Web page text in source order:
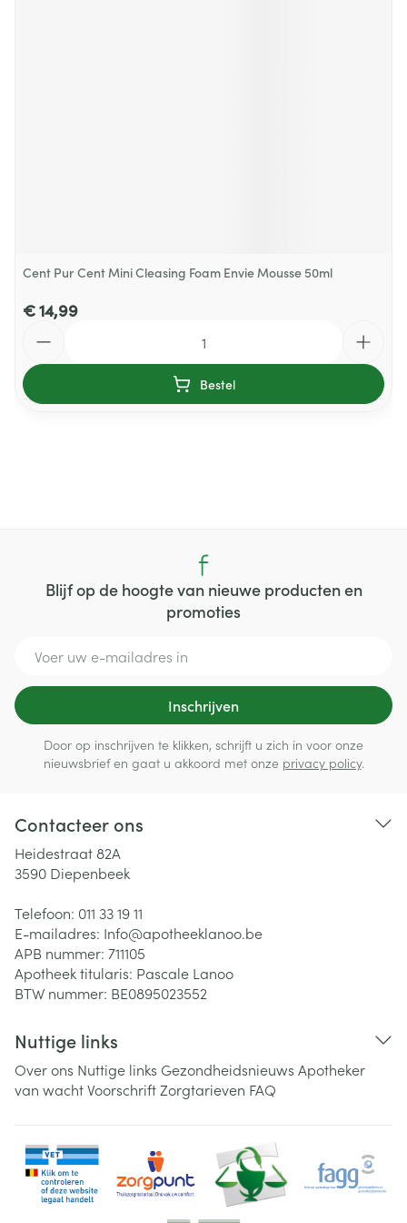
Cent Pur Cent Mini Cleasing Foam Envie Mousse 50ml
€ 14,99
Bestel
Blijf op de hoogte van nieuwe producten en
promoties
Inschrijven
Door op inschrijven te klikken, schrijft u zich in voor onze
nieuwsbrief en gaat u akkoord met onze privacy policy.
Contacteer ons
Heidestraat 82A
3590 Diepenbeek
Telefoon: 011 33 19 11
E-mailadres: Info@apotheeklanoo.be
APB nummer: 711105
Apotheek titularis: Pascale Lanoo
BTW nummer: BE0895023552
Nuttige links
Over ons Nuttige links Gezondheidsnieuws Apotheker
van wachtVoorschriftZorgtarieven FAQ